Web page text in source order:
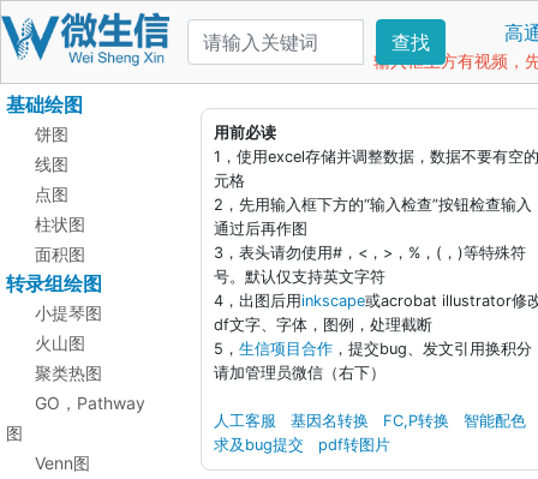
查找 高
输入框上方有视频，
基础绘图
饼图
线图
点图
柱状图
面积图
转录组绘图
小提琴图
火山图
聚类热图
GO，Pathway
图
Venn图
用前必读
1，使用excel存储并调整数据，数据不要有空
元格
2，先用输入框下方的“输入检查”按钮检查输入
通过后再作图
3，表头请勿使用#，<，>，%，(，)等特殊符
号。默认仅支持英文字符
4，出图后用inkscape或acrobat illustrator修
df文字、字体，图例，处理截断
5， 生信项目合作 ，提交bug、发文引用换积分
请加管理员微信（右下）
人工客服 基因名转换 FC,P转换
智能配色
求及bug提交
pdf转图片